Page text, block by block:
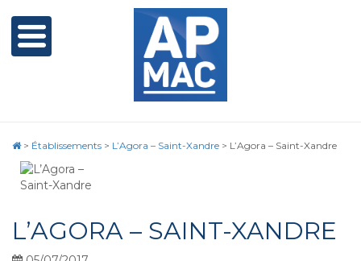
> Établissements > L’Agora – Saint-Xandre > L’Agora – Saint-Xandre
L’AGORA – SAINT-XANDRE